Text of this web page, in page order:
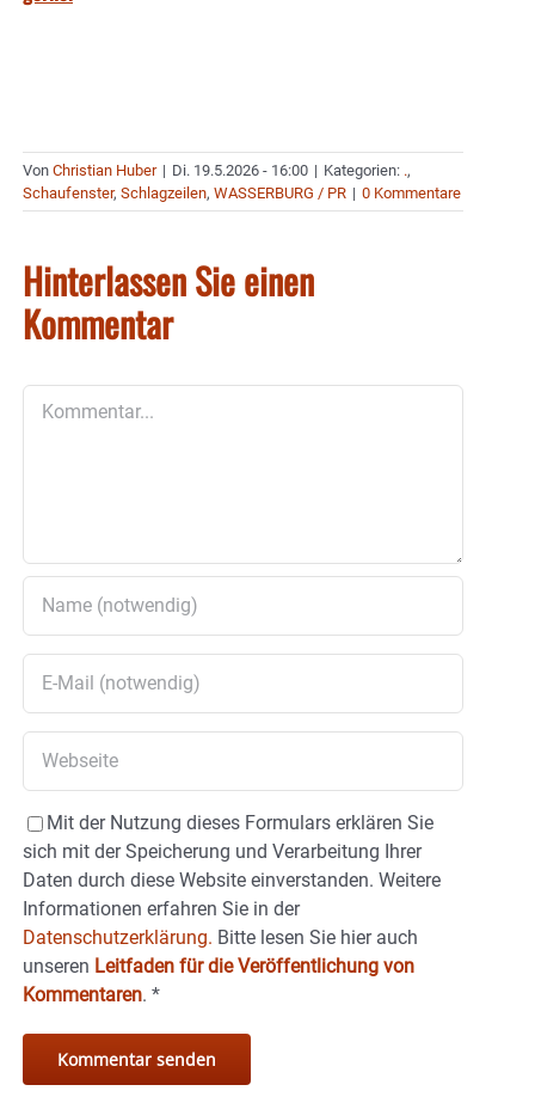
Von Christian Huber | Di. 19.5.2026 - 16:00 | Kategorien: .,
Schaufenster, Schlagzeilen, WASSERBURG / PR | 0 Kommentare
Hinterlassen Sie einen
Kommentar
Mit der Nutzung dieses Formulars erklären Sie
sich mit der Speicherung und Verarbeitung Ihrer
Daten durch diese Website einverstanden. Weitere
Informationen erfahren Sie in der
Datenschutzerklärung. Bitte lesen Sie hier auch
unseren Leitfaden für die Veröffentlichung von
Kommentaren. *